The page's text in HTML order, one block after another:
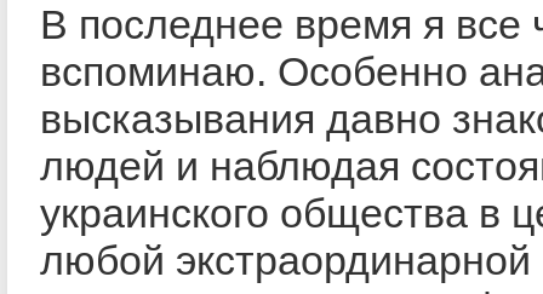
В последнее время я все
вспоминаю. Особенно
высказывания давно
людей и наблюдая
украинского общества в
любой экстраординарной